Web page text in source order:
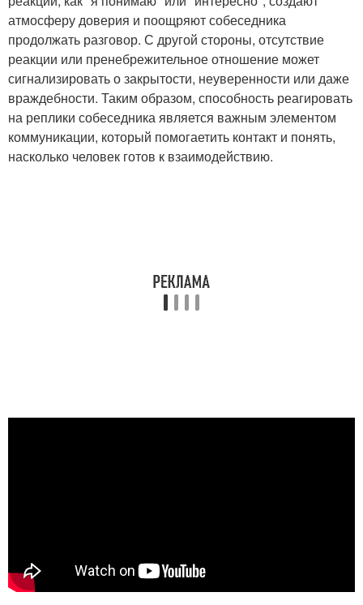
атмосферу доверия и поощряют собеседника
продолжать разговор. С другой стороны, отсутствие
реакции или пренебрежительное отношение может
сигнализировать о закрытости, неуверенности или даже
враждебности. Таким образом, способность реагировать
на реплики собеседника является важным элементом
коммуникации, который помогаетить контакт и понять,
насколько человек готов к взаимодействию.